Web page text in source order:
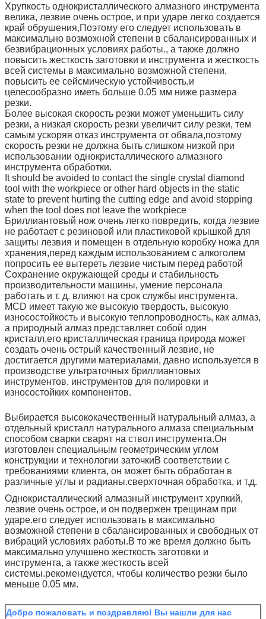
Хрупкость однокристаллического алмазного инструмента
велика, лезвие очень острое, и при ударе легко создается
край обрушения,Поэтому его следует использовать в
максимально возможной степени в сбалансированных и
безвибрационных условиях работы., а также должно
повысить жесткость заготовки и инструмента и жесткость
всей системы в максимально возможной степени,
повысить ее сейсмическую устойчивость,и
целесообразно иметь больше 0.05 мм ниже размера
резки.
Более высокая скорость резки может уменьшить силу
резки, а низкая скорость резки увеличит силу резки, тем
самым ускоряя отказ инструмента от обвала,поэтому
скорость резки не должна быть слишком низкой при
использовании однокристаллического алмазного
инструмента обработки.
It should be avoided to contact the single crystal diamond
tool with the workpiece or other hard objects in the static
state to prevent hurting the cutting edge and avoid stopping
when the tool does not leave the workpiece
Бриллиантовый нож очень легко повредить, когда лезвие
не работает с резиновой или пластиковой крышкой для
защиты лезвия и помещен в отдельную коробку ножа для
хранения,перед каждым использованием с алкоголем
попросить ее вытереть лезвие чистым перед работой
Сохранение окружающей среды и стабильность
производительности машины, умение персонала
работать и т. д. влияют на срок службы инструмента.
MCD имеет такую же высокую твердость, высокую
износостойкость и высокую теплопроводность, как алмаз,
а природный алмаз представляет собой один
кристалл,его кристаллическая граница природа может
создать очень острый качественный лезвие, не
достигается другими материалами, давно используется в
производстве ультраточных бриллиантовых
инструментов, инструментов для полировки и
износостойких компонентов.
Выбирается высококачественный натуральный алмаз, а
отдельный кристалл натурального алмаза специальным
способом сварки сварят на ствол инструмента.Он
изготовлен специальным геометрическим углом
конструкции и технологии заточкиВ соответствии с
требованиями клиента, он может быть обработан в
различные углы и радианы.сверхточная обработка, и т.д.
Однокристаллический алмазный инструмент хрупкий,
лезвие очень острое, и он подвержен трещинам при
ударе.его следует использовать в максимально
возможной степени в сбалансированных и свободных от
вибраций условиях работы.В то же время должно быть
максимально улучшено жесткость заготовки и
инструмента, а также жесткость всей
системы.рекомендуется, чтобы количество резки было
меньше 0.05 мм.
Добро пожаловать и поздравляю! Вы нашли для нас